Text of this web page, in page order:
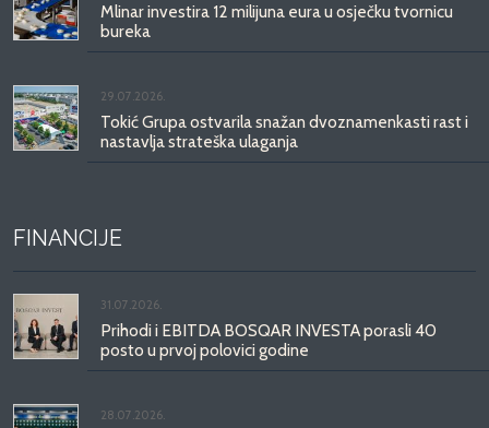
Mlinar investira 12 milijuna eura u osječku tvornicu
bureka
29.07.2026.
Tokić Grupa ostvarila snažan dvoznamenkasti rast i
nastavlja strateška ulaganja
FINANCIJE
31.07.2026.
Prihodi i EBITDA BOSQAR INVESTA porasli 40
posto u prvoj polovici godine
28.07.2026.